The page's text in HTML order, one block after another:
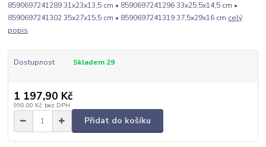
8590697241289 31x23x13,5 cm • 8590697241296 33x25,5x14,5 cm •
8590697241302 35x27x15,5 cm • 8590697241319 37,5x29x16 cm celý
popis
Dostupnost Skladem 29
1 197,90 Kč
990,00 Kč bez DPH
Přidat do košíku